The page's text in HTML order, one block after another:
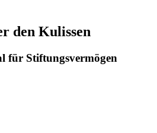
den Kulissen
für Stiftungsvermögen